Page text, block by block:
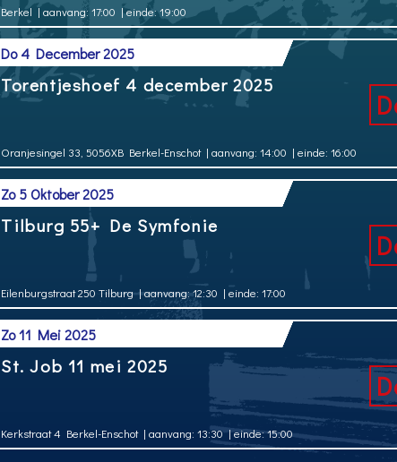
Berkel | aanvang: 17:00 | einde: 19:00
Do 4 December 2025
Torentjeshoef 4 december 2025
Oranjesingel 33, 5056XB Berkel-Enschot | aanvang: 14:00 | einde: 16:00
Zo 5 Oktober 2025
Tilburg 55+ De Symfonie
Eilenburgstraat 250 Tilburg| aanvang: 12:30 | einde: 17:00
Zo 11 Mei 2025
St. Job 11 mei 2025
Kerkstraat 4 Berkel-Enschot | aanvang: 13:30 | einde: 15:00